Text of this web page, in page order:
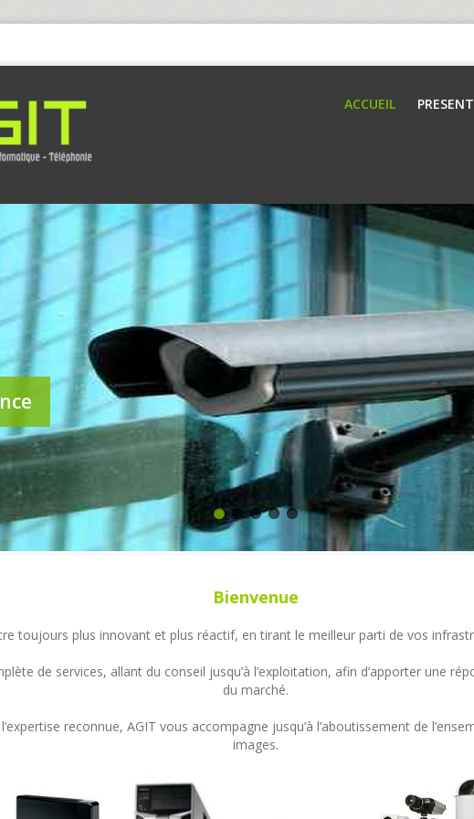
ACCUEIL
Bienvenue
toujours plus innovant et plus réactif, en tirant le meilleur parti de vos
de services, allant du conseil jusqu’à l’exploitation, afin d’apporter une
du marché.
reconnue, AGIT vous accompagne jusqu’à l’aboutissement de
images.